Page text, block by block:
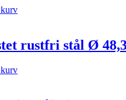
rustfri stål Ø